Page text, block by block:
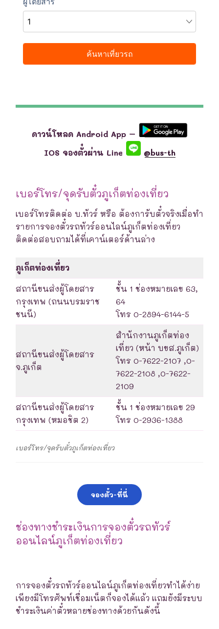
ดาวน์โหลด Android App –
IOS จองตั๋วผ่าน Line
@bus-th
เบอร์โทร/จุดรับตั๋วภูเก็ตท่องเที่ยว
เบอร์โทรติดต่อ บ.ทัวร์ หรือ ต้องการับตั๋วจริงเมื่อทำ
รายการจองตั๋วรถทัวร์ออนไลน์ภูเก็ตท่องเที่ยว
ติดต่อสอบถามได้ที่เคาน์เตอร์ด้านล่าง
ภูเก็ตท่องเที่ยว
สถานีขนส่งผู้โดยสาร
กรุงเทพ (ถนนบรมราช
ชนนี)
ชั้น 1 ช่องหมายเลข 63,
64
โทร 0-2894-6144-5
สถานีขนส่งผู้โดยสาร
จ.ภูเก็ต
สำนักงานภูเก็ตท่อง
เที่ยว (หน้า บขส.ภูเก็ต)
โทร 0-7622-2107 ,0-
7622-2108 ,0-7622-
2109
สถานีขนส่งผู้โดยสาร
กรุงเทพ (หมอชิต 2)
ชั้น 1 ช่องหมายเลข 29
โทร 0-2936-1388
เบอร์โทร/จุดรับตั๋วภูเก็ตท่องเที่ยว
จองตั๋ว-ที่นี่
ช่องทางชำระเงินการจองตั๋วรถทัวร์
ออนไลน์ภูเก็ตท่องเที่ยว
การจองตั๋วรถทัวร์ออนไลน์ภูเก็ตท่องเที่ยวทำได้ง่าย
เพียงมีโทรศัพท์เชื่อมเน็ตก็จองได้แล้ว แถมยังมีระบบ
ชำระเงินค่าตั๋วหลายช่องทางด้วยกันดังนี้